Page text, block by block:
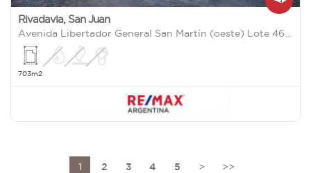
Rivadavia, San Juan
703m2
1 2 3 4 5 > >>